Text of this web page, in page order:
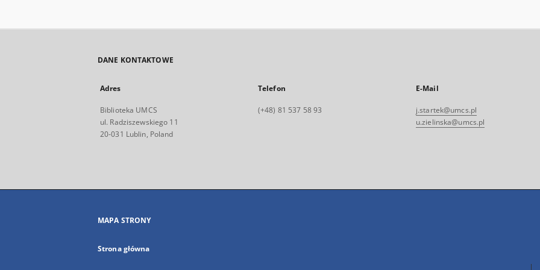
DANE KONTAKTOWE
Adres
Biblioteka UMCS
ul. Radziszewskiego 11
20-031 Lublin, Poland
Telefon
(+48) 81 537 58 93
E-Mail
j.startek@umcs.pl
u.zielinska@umcs.pl
MAPA STRONY
Strona główna